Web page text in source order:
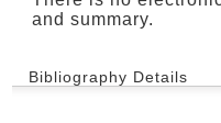
and summary.
Bibliography Details